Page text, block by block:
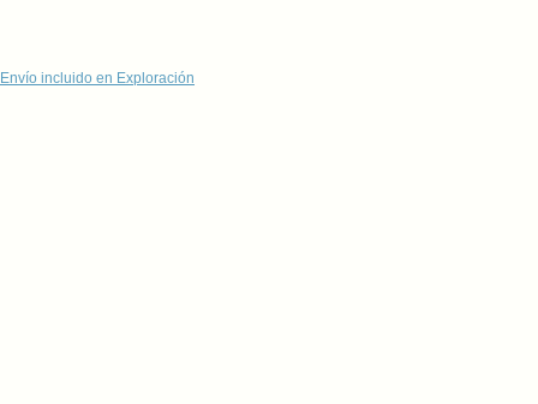
Envío incluido en Exploración